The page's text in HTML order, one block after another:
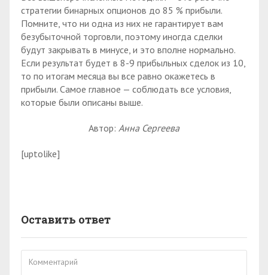
стратегии бинарных опционов до 85 % прибыли.
Помните, что ни одна из них не гарантирует вам
безубыточной торговли, поэтому иногда сделки
будут закрывать в минусе, и это вполне нормально.
Если результат будет в 8-9 прибыльных сделок из 10,
то по итогам месяца вы все равно окажетесь в
прибыли. Самое главное — соблюдать все условия,
которые были описаны выше.
Автор: Анна Сергеева
[uptolike]
Оставить ответ